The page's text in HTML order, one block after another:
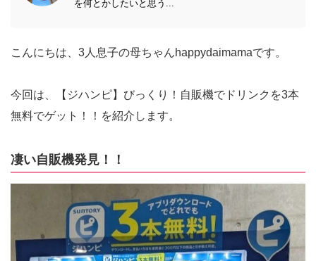
を何とかしたいと思う...
こんにちは、3人息子の母ちゃんhappydaimamaです。
今回は、【ジハンピ】びっくり！自販機でドリンクを3本
無料でゲット！！を紹介します。
凄い自販機発見！！